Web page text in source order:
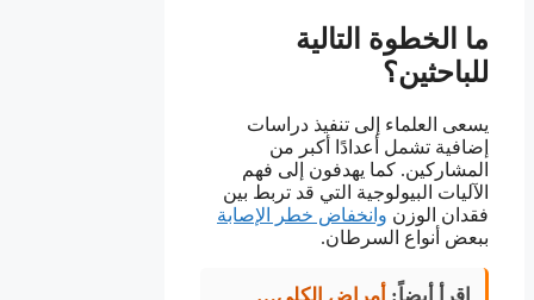
ما الخطوة التالية
للباحثين؟
يسعى العلماء إلى تنفيذ دراسات
إضافية تشمل أعدادًا أكبر من
المشاركين. كما يهدفون إلى فهم
الآليات البيولوجية التي قد تربط بين
فقدان الوزن وانخفاض خطر الإصابة
ببعض أنواع السرطان.